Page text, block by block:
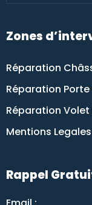
Zones
Réparation
Réparation
Réparation
Mentions Legales
Rappel